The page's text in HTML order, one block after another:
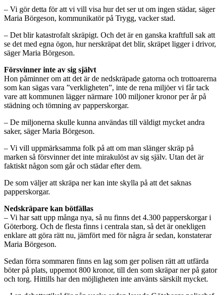
– Vi gör detta för att vi vill visa hur det ser ut om ingen städar, säger
Maria Börgeson, kommunikatör på Trygg, vacker stad.
– Det blir katastrofalt skräpigt. Och det är en ganska kraftfull sak att
se det med egna ögon, hur nerskräpat det blir, skräpet ligger i drivor,
säger Maria Börgeson.
Försvinner inte av sig självt
Hon påminner om att det är de nedskräpade gatorna och trottoarerna
som kan sägas vara ”verkligheten”, inte de rena miljöer vi får tack
vare att kommunen lägger närmare 100 miljoner kronor per år på
städning och tömning av papperskorgar.
– De miljonerna skulle kunna användas till väldigt mycket andra
saker, säger Maria Börgeson.
– Vi vill uppmärksamma folk på att om man slänger skräp på
marken så försvinner det inte mirakulöst av sig själv. Utan det är
faktiskt någon som går och städar efter dem.
De som väljer att skräpa ner kan inte skylla på att det saknas
papperskorgar.
Nedskräpare kan bötfällas
– Vi har satt upp många nya, så nu finns det 4.300 papperskorgar i
Göterborg. Och de flesta finns i centrala stan, så det är onekligen
enklare att göra rätt nu, jämfört med för några år sedan, konstaterar
Maria Börgeson.
Sedan förra sommaren finns en lag som ger polisen rätt att utfärda
böter på plats, uppemot 800 kronor, till den som skräpar ner på gator
och torg. Hittills har den möjligheten inte använts särskilt mycket.